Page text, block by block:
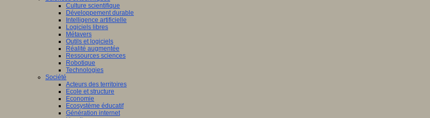
Culture scientifique
Développement durable
Intelligence artificielle
Logiciels libres
Métavers
Outils et logiciels
Réalité augmentée
Ressources sciences
Robotique
Technologies
Société
Acteurs des territoires
Ecole et structure
Economie
Ecosystème éducatif
Génération internet